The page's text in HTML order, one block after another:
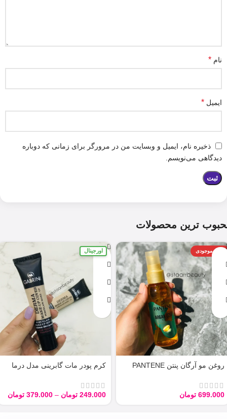
نام *
ایمیل *
ذخیره نام، ایمیل و وبسایت من در مرورگر برای زمانی که دوباره
دیدگاهی می‌نویسم.
ترین محصولات
اتمام موجودی
روغن مو آرگان پنتن PANTENE
699.000 تومان
اورجینال
کرم پودر مات گابرینی مدل درما
249.000 تومان –
379.000 تومان